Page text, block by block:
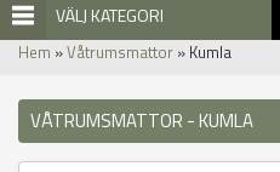
VÄLJ KATEGORI
Hem »Våtrumsmattor » Kumla
VÅTRUMSMATTOR - KUMLA